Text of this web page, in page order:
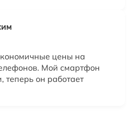
цены на
Мой смартфон
теперь он работает